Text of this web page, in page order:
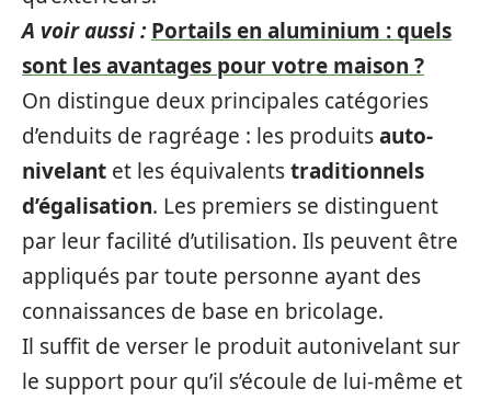
A voir aussi : Portails en aluminium : quels
sont les avantages pour votre maison ?
On distingue deux principales catégories
d’enduits de ragréage : les produitsauto-
nivelant et les équivalentstraditionnels
d’égalisation. Les premiers se distinguent
par leur facilité d’utilisation. Ils peuvent être
appliqués par toute personne ayant des
connaissances de base en bricolage.
Il suffit de verser le produit autonivelant sur
le support pour qu’il s’écoule de lui-même et